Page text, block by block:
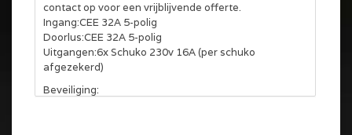
contact op voor een vrijblijvende offerte.
Ingang:CEE 32A 5-polig
Doorlus:CEE 32A 5-polig
Uitgangen:6x Schuko 230v 16A (per schuko
afgezekerd)
Beveiliging: